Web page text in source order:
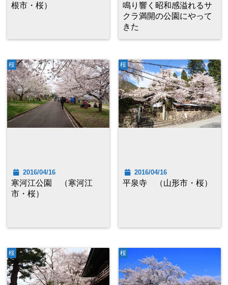
根市・桜）
鳴り響く昭和感溢れるサ
クラ満開の公園にやって
きた
桜
2016/04/16
寒河江公園 （寒河江
市・桜）
桜
2016/04/16
平泉寺 （山形市・桜）
桜 桜